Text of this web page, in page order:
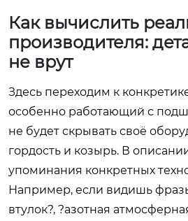
Как вычислить
производителя:
не врут
Здесь переходим к
особенно работающий с
не будет скрывать своё
гордость и козырь. В
упоминания конкретных
Например, если видишь
втулок?, ?азотная